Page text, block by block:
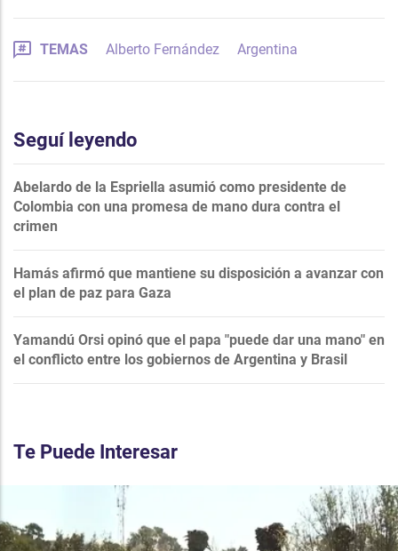
TEMAS Alberto Fernández Argentina
Seguí leyendo
Abelardo de la Espriella asumió como presidente de
Colombia con una promesa de mano dura contra el
crimen
Hamás afirmó que mantiene su disposición a avanzar con
el plan de paz para Gaza
Yamandú Orsi opinó que el papa "puede dar una mano" en
el conflicto entre los gobiernos de Argentina y Brasil
Te Puede Interesar